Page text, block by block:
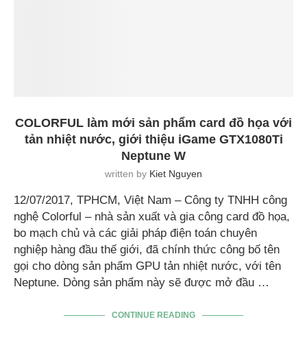
COLORFUL làm mới sản phẩm card đồ họa với
tản nhiệt nước, giới thiệu iGame GTX1080Ti
Neptune W
written by Kiet Nguyen
12/07/2017, TPHCM, Việt Nam – Công ty TNHH công
nghệ Colorful – nhà sản xuất và gia công card đồ họa,
bo mạch chủ và các giải pháp điện toán chuyên
nghiệp hàng đầu thế giới, đã chính thức công bố tên
gọi cho dòng sản phẩm GPU tản nhiệt nước, với tên
Neptune. Dòng sản phẩm này sẽ được mở đầu …
CONTINUE READING